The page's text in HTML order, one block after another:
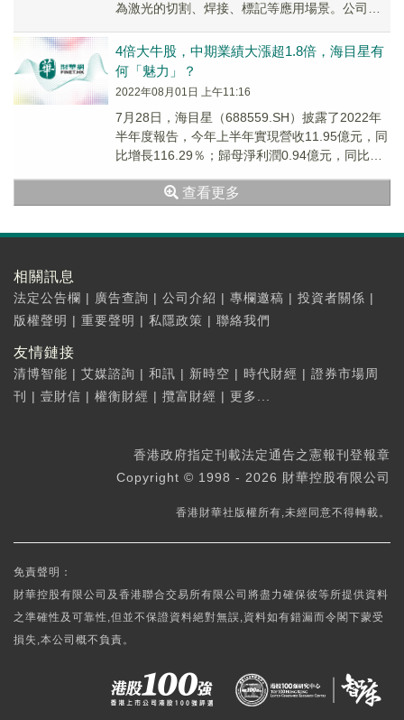
為激光的切割、焊接、標記等應用場景。公司除
4倍大牛股，中期業績大漲超1.8倍，海目星有
何「魅力」？
2022年08月01日 上午11:16
7月28日，海目星（688559.SH）披露了2022年
半年度報告，今年上半年實現營收11.95億元，同
比增長116.29％；歸母淨利潤0.94億元，同比增
查看更多
相關訊息
法定公告欄 | 廣告查詢 | 公司介紹 | 專欄邀稿 | 投資者關係 |
版權聲明 | 重要聲明 | 私隱政策 | 聯絡我們
友情鏈接
清博智能 | 艾媒諮詢 | 和訊 | 新時空 | 時代財經 | 證券市場周
刊
| 壹財信 | 權衡財經 | 攬富財經 | 更多...
香港政府指定刊載法定通告之憲報刊登報章
Copyright © 1998 - 2026 財華控股有限公司
香港財華社版權所有,未經同意不得轉載。
免責聲明：
財華控股有限公司及香港聯合交易所有限公司將盡力確保彼等所提供資料
之準確性及可靠性,但並不保證資料絕對無誤,資料如有錯漏而令閣下蒙受
損失,本公司概不負責。